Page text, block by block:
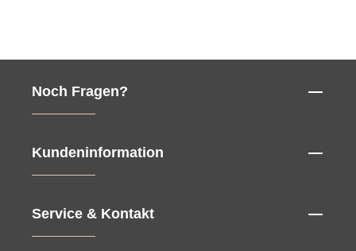
Noch Fragen?
Kundeninformation
Service & Kontakt